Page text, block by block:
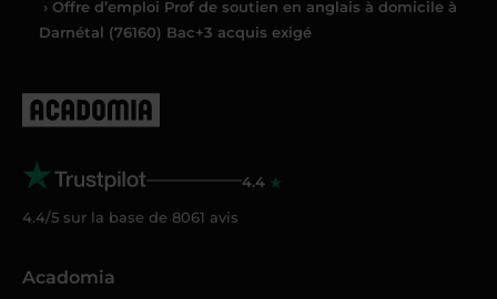
› Offre d’emploi Prof de soutien en anglais à domicile à
Darnétal (76160) Bac+3 acquis exigé
4.4
4.4/5 sur la base de 8061 avis
Acadomia